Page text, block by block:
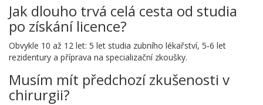
Jak dlouho trvá celá cesta od studia
po získání licence?
Obvykle 10 až 12 let: 5 let studia zubního lékařství, 5‑6 let
rezidentury a příprava na specializační zkoušky.
Musím mít předchozí zkušenosti v
chirurgii?